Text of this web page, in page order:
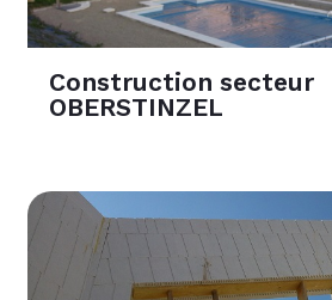
Construction secteur
OBERSTINZEL